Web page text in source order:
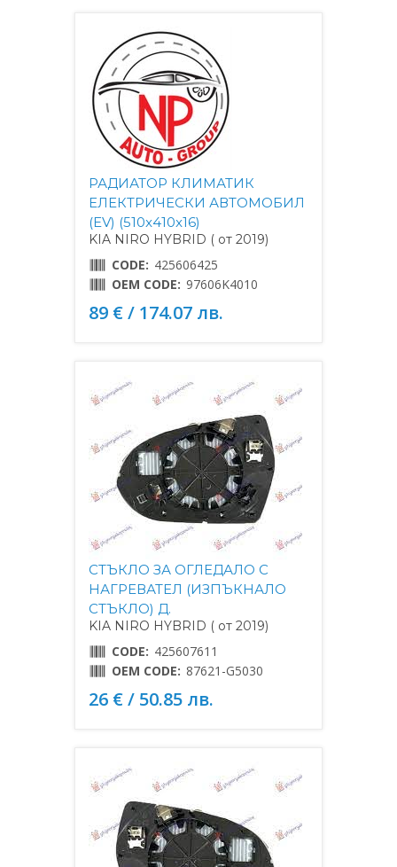
РАДИАТОР КЛИМАТИК
ЕЛЕКТРИЧЕСКИ АВТОМОБИЛ
(EV) (510x410x16)
KIA NIRO HYBRID ( от 2019)
CODE: 425606425
OEM CODE: 97606K4010
89 € / 174.07 лв.
СТЪКЛО ЗА ОГЛЕДАЛО С
НАГРЕВАТЕЛ (ИЗПЪКНАЛО
СТЪКЛО) Д.
KIA NIRO HYBRID ( от 2019)
CODE: 425607611
OEM CODE: 87621-G5030
26 € / 50.85 лв.